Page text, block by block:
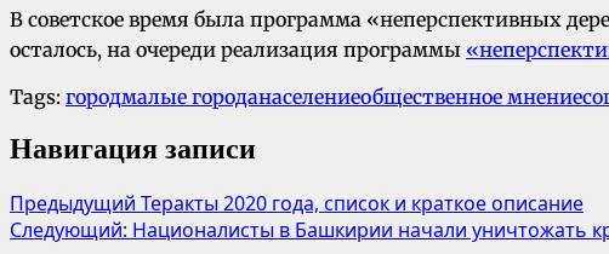
В советское время была программа «неперспективных
осталось, на очереди реализация программы
Tags: городмалые городанаселениеобщественное мнение
Навигация записи
Предыдущий Теракты 2020 года, список и краткое описание
Следующий: Националисты в Башкирии начали уничтожать